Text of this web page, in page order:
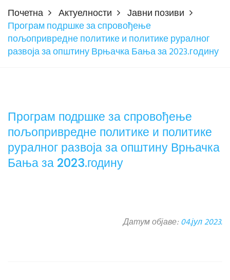
Почетна Актуелности
Јавни позиви
Програм подршке за спровођење
пољопривредне политике и политике руралног
развоја за општину Врњачка Бања за 2023.годину
Програм подршке за спровођење
пољопривредне политике и политике
руралног развоја за општину Врњачка
Бања за 2023.годину
Датум објаве:04.јул 2023.